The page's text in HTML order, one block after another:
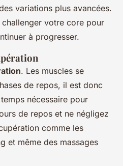
variations plus avancées.
challenger votre core pour
à progresser.
. Les muscles se
de repos, il est donc
nécessaire pour
de repos et ne négligez
comme les
et même des massages